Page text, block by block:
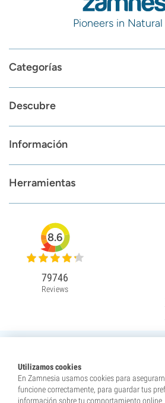
Pioneers in
Categorías
Descubre
Información
Herramientas
Utilizamos cookies
En Zamnesia usamos cookies para
funcione correctamente, para guardar tus
información sobre tu comportamiento online.
8.6
79746
Reviews